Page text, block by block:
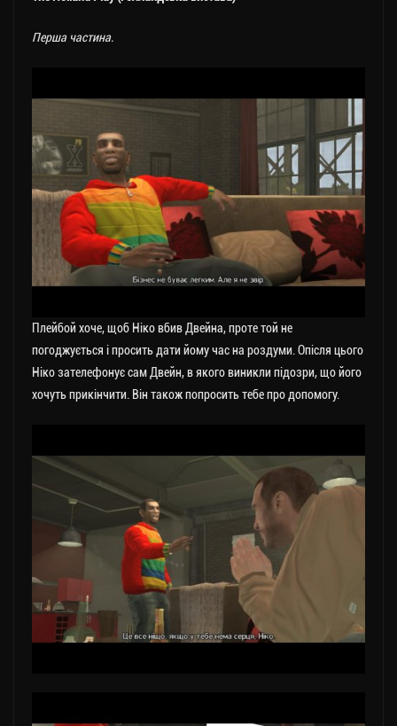
Перша частина.
Плейбой хоче, щоб Ніко вбив Двейна, проте той не
погоджується і просить дати йому час на роздуми. Опісля цього
Ніко зателефонує сам Двейн, в якого виникли підозри, що його
хочуть прикінчити. Він також попросить тебе про допомогу.